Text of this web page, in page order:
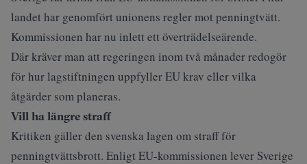
landet har genomfört unionens regler mot penningtvätt.
Kommissionen har nu inlett ett överträdelseärende.
Där kräver man att regeringen inom två månader redogör
för hur lagstiftningen uppfyller EU krav eller vilka
åtgärder som planeras.
Vill ha längre straff
Kritiken gäller den svenska lagen om straff för
penningtvättsbrott. Enligt EU-kommissionen lever Sverige